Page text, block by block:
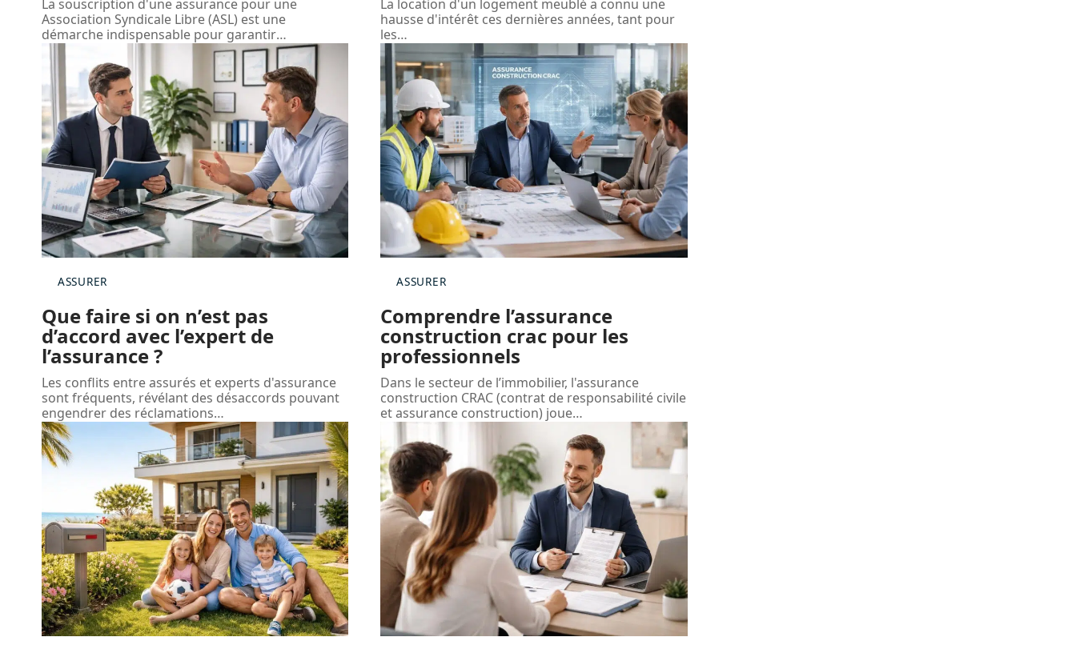
La souscription d'une assurance pour une
Association Syndicale Libre (ASL) est une
démarche indispensable pour garantir…
La location d'un logement meublé a connu une
hausse d'intérêt ces dernières années, tant pour
les…
ASSURER
Que faire si on n’est pas
d’accord avec l’expert de
l’assurance ?
Les conflits entre assurés et experts d'assurance
sont fréquents, révélant des désaccords pouvant
engendrer des réclamations…
ASSURER
Comprendre l’assurance
construction crac pour les
professionnels
Dans le secteur de l’immobilier, l'assurance
construction CRAC (contrat de responsabilité civile
et assurance construction) joue…